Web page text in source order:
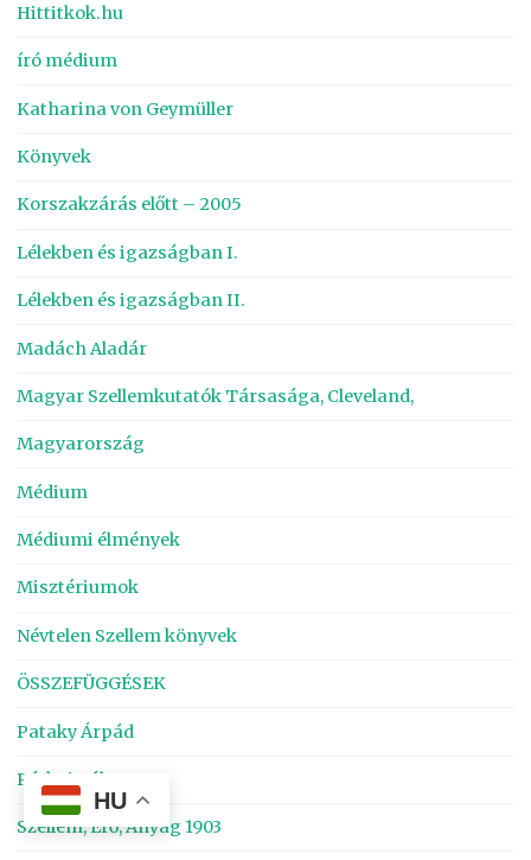
Hittitkok.hu
író médium
Katharina von Geymüller
Könyvek
Korszakzárás előtt – 2005
Lélekben és igazságban I.
Lélekben és igazságban II.
Madách Aladár
Magyar Szellemkutatók Társasága, Cleveland,
Magyarország
Médium
Médiumi élmények
Misztériumok
Névtelen Szellem könyvek
ÖSSZEFÜGGÉSEK
Pataky Árpád
Pátkai Pál
Szellem, Erő, Anyag 1903
HU